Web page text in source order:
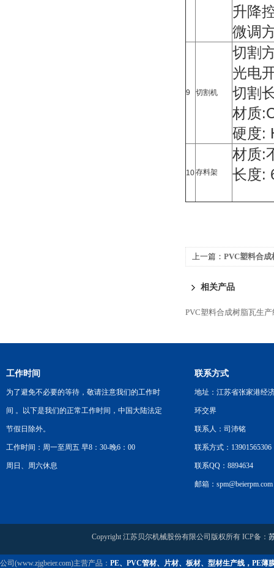
升降
微调
9 切割机
切割
光电
切割
材质
硬度:
10存料架
材质:
长度:
上一篇： PVC塑料合
相关产品
PVC塑料合成树脂瓦生产
工作时间
为了避免不必要的等待，敬请注意我们的工作时
间 。以下是我们的正常工作时间，中国大陆法定
节假日除外。
工作时间：周一至周五 早8：30-晚6：00
周日、周六休息
联系方式
地址：江苏省张家港经
环交界
联系人：司沛铭
联系方式：13901565306
联系QQ：8894634
邮箱：spm@beierpm.com
Copyright 江苏贝尔机械股份有限公司版权所有 ICP备：
公司(www.zjgbeier.com)主营产品： PE、PVC管材、片材、板材、型材生产线，PE薄